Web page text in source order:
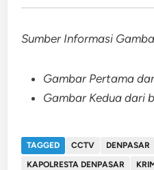
Sumber Informasi
Gambar Pertama
Gambar Kedua dari
TAGGED CCTV DENPASAR
KAPOLRESTA DENPASAR